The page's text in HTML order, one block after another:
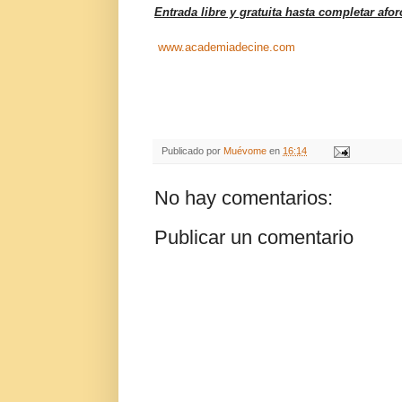
Entrada libre y gratuita hasta completar
www.academiadecine.com
Publicado por Muévome en 16:14
No hay comentarios:
Publicar un comentario